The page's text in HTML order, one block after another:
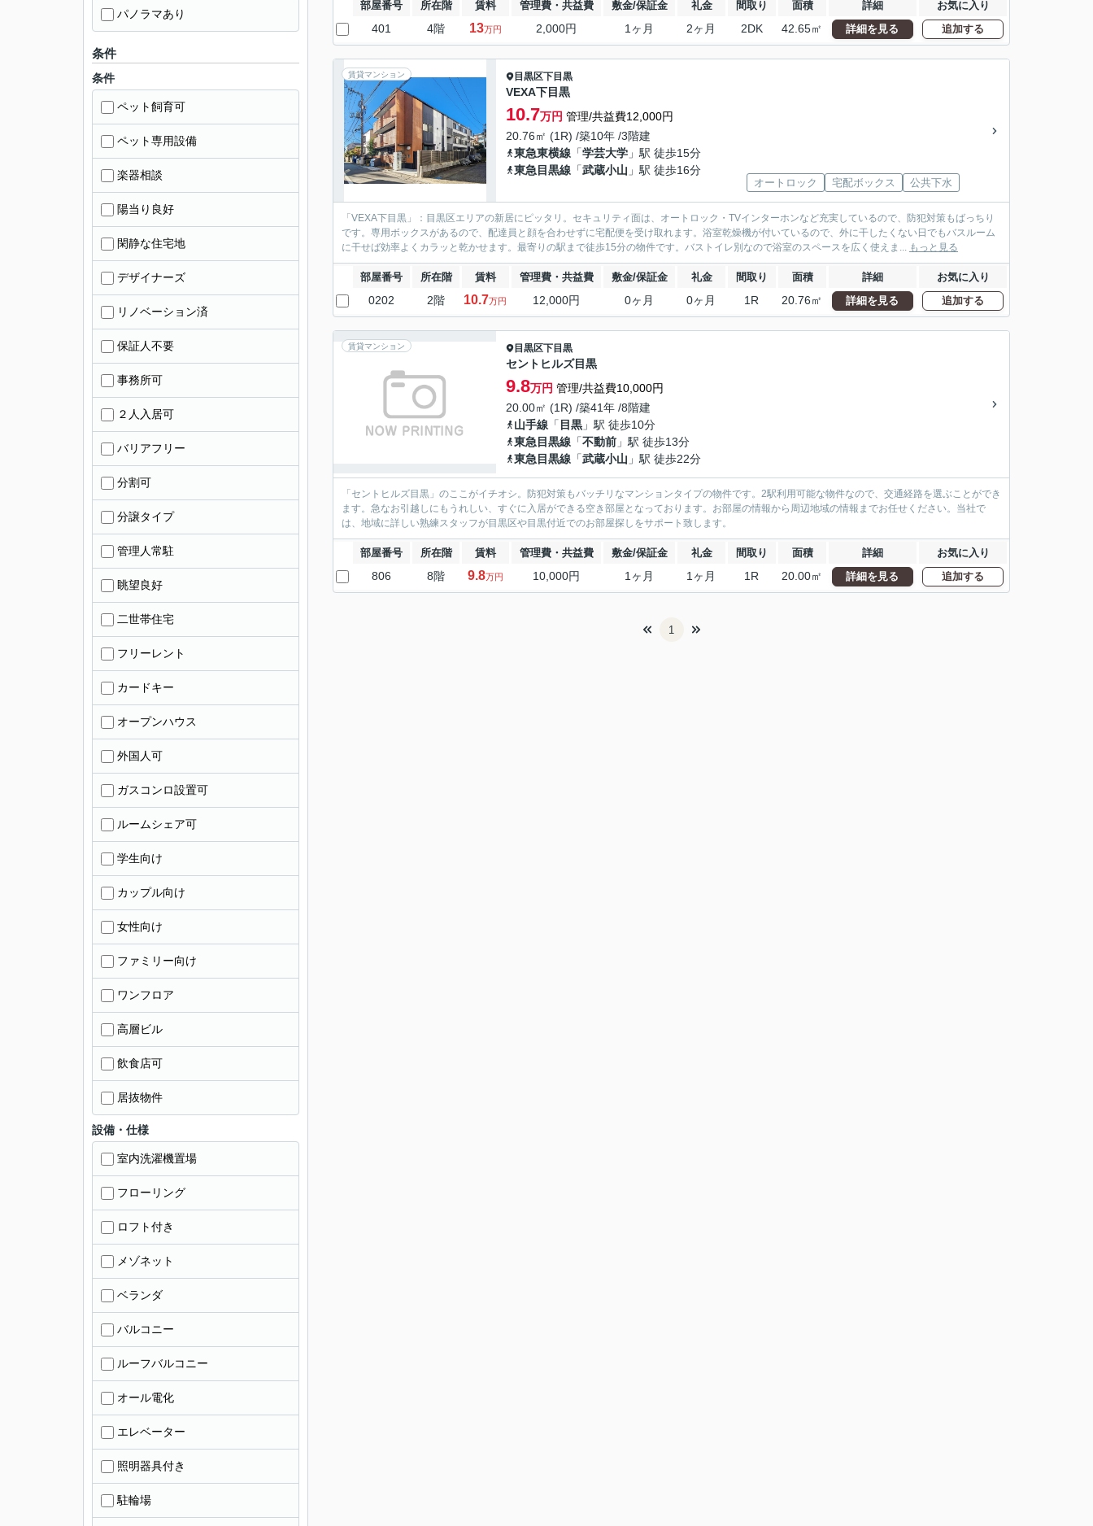
部屋番号 所在階 賃料 管理費・共益費 敷金/保証金 礼金 間取り 面積 詳細 お気に入り
401 4階 13万円 2,000円 1ヶ月 2ヶ月 2DK 42.65㎡ 詳細を見る 追加する
賃貸マンション 目黒区下目黒
VEXA下目黒
10.7万円 管理/共益費12,000円
20.76㎡ (1R) /築10年 /3階建
東急東横線 「学芸大学 」駅 徒歩15分
東急目黒線 「武蔵小山 」駅 徒歩16分
オートロック 宅配ボックス 公共下水
「VEXA下目黒」：目黒区エリアの新居にピッタリ。セキュリティ面は、オートロック・TVインターホンなど充実しているので、防犯対策もばっちり
です。専用ボックスがあるので、配達員と顔を合わせずに宅配便を受け取れます。浴室乾燥機が付いているので、外に干したくない日でもバスルーム
に干せば効率よくカラッと乾かせます。最寄りの駅まで徒歩15分の物件です。バストイレ別なので浴室のスペースを広く使えま... もっと見る
部屋番号 所在階 賃料 管理費・共益費 敷金/保証金 礼金 間取り 面積 詳細 お気に入り
0202 2階 10.7万円 12,000円 0ヶ月 0ヶ月 1R 20.76㎡ 詳細を見る 追加する
賃貸マンション 目黒区下目黒
セントヒルズ目黒
9.8万円 管理/共益費10,000円
20.00㎡ (1R) /築41年 /8階建
山手線 「 目黒 」駅 徒歩10分
東急目黒線 「不動前 」駅 徒歩13分
東急目黒線 「武蔵小山 」駅 徒歩22分
「セントヒルズ目黒」のここがイチオシ。防犯対策もバッチリなマンションタイプの物件です。2駅利用可能な物件なので、交通経路を選ぶことができ
ます。急なお引越しにもうれしい、すぐに入居ができる空き部屋となっております。お部屋の情報から周辺地域の情報までお任せください。当社で
は、地域に詳しい熟練スタッフが目黒区や目黒付近でのお部屋探しをサポート致します。
部屋番号 所在階 賃料 管理費・共益費 敷金/保証金 礼金 間取り 面積 詳細 お気に入り
806 8階 9.8万円 10,000円 1ヶ月 1ヶ月 1R 20.00㎡ 詳細を見る 追加する
1
パノラマあり
条件
条件
ペット飼育可
ペット専用設備
楽器相談
陽当り良好
閑静な住宅地
デザイナーズ
リノベーション済
保証人不要
事務所可
２人入居可
バリアフリー
分割可
分譲タイプ
管理人常駐
眺望良好
二世帯住宅
フリーレント
カードキー
オープンハウス
外国人可
ガスコンロ設置可
ルームシェア可
学生向け
カップル向け
女性向け
ファミリー向け
ワンフロア
高層ビル
飲食店可
居抜物件
設備・仕様
室内洗濯機置場
フローリング
ロフト付き
メゾネット
ベランダ
バルコニー
ルーフバルコニー
オール電化
エレベーター
照明器具付き
駐輪場